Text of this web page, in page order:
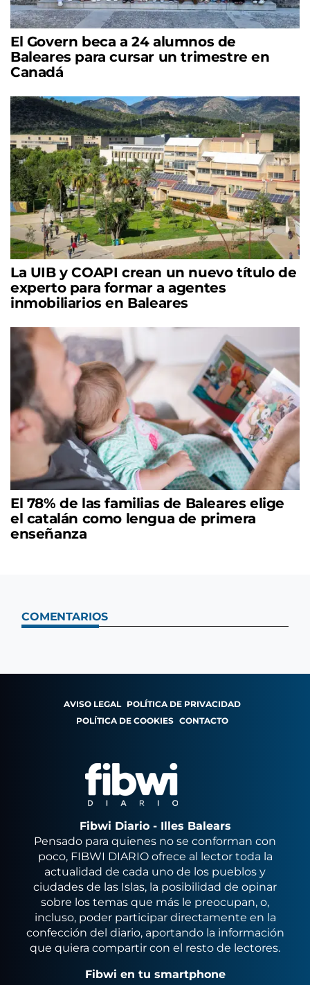
El Govern beca a 24 alumnos de
Baleares para cursar un trimestre en
Canadá
La UIB y COAPI crean un nuevo título de
experto para formar a agentes
inmobiliarios en Baleares
El 78% de las familias de Baleares elige
el catalán como lengua de primera
enseñanza
COMENTARIOS
AVISO LEGAL POLÍTICA DE PRIVACIDAD
POLÍTICA DE COOKIES CONTACTO
Fibwi Diario - Illes Balears
Pensado para quienes no se conforman con
poco, FIBWI DIARIO ofrece al lector toda la
actualidad de cada uno de los pueblos y
ciudades de las Islas, la posibilidad de opinar
sobre los temas que más le preocupan, o,
incluso, poder participar directamente en la
confección del diario, aportando la información
que quiera compartir con el resto de lectores.
Fibwi en tu smartphone